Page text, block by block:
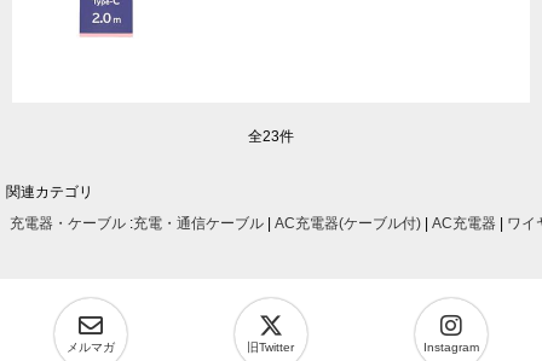
全23件
関連カテゴリ
充電器・ケーブル :充電・通信ケーブル AC充電器(ケーブル付) AC充電器 ワイ
メルマガ 旧Twitter Instagram